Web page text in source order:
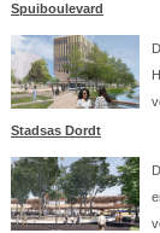
Spuiboulevard
Stadsas Dordt